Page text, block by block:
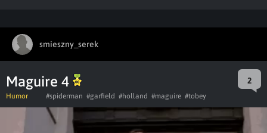
smieszny_serek
Maguire 4 2
Humor #spiderman #garfield #holland #maguire #tobey